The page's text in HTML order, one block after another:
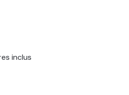
inclus